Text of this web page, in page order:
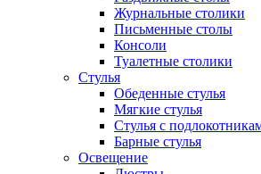
Журнальные столики
Письменные столы
Консоли
Туалетные столики
Стулья
Обеденные стулья
Мягкие стулья
Стулья с
Барные стулья
Освещение